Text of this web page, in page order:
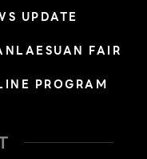
UPDATE
FAIR
PROGRAM